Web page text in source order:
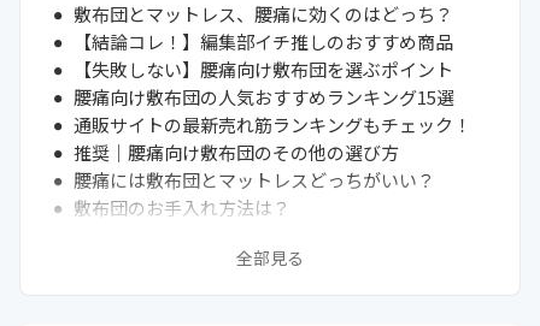
敷布団とマットレス、腰痛に効くのはどっち？
【結論コレ！】編集部イチ推しのおすすめ商品
【失敗しない】腰痛向け敷布団を選ぶポイント
腰痛向け敷布団の人気おすすめランキング15選
通販サイトの最新売れ筋ランキングもチェック！
推奨｜腰痛向け敷布団のその他の選び方
腰痛には敷布団とマットレスどっちがいい？
敷布団のお手入れ方法は？
全部見る